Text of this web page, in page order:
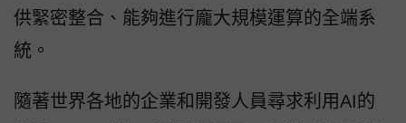
供緊密整合、能夠進行龐大規模運算的全端系
統。
隨著世界各地的企業和開發人員尋求利用AI的